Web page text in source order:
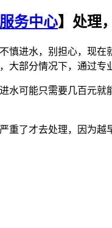
务中心】处理
进水，别担心，现
部分情况下，通过专
可能只需要几百元
了才去处理，因为